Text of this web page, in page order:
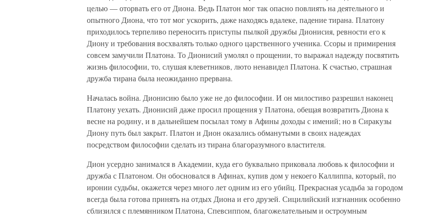
целью — оторвать его от Диона. Ведь Платон мог так опасно повлиять на деятельного и
опытного Диона, что тот мог ускорить, даже находясь вдалеке, падение тирана. Платону
приходилось терпеливо переносить приступы пылкой дружбы Дионисия, ревности его к
Диону и требования восхвалять только одного царственного ученика. Ссоры и примирения
совсем замучили Платона. То Дионисий умолял о прощении, то выражал надежду посвятить
жизнь философии, то, слушая клеветников, люто ненавидел Платона. К счастью, страшная
дружба тирана была неожиданно прервана.
Началась война. Дионисию было уже не до философии. И он милостиво разрешил наконец
Платону уехать. Дионисий даже просил прощения у Платона, обещая возвратить Диона к
весне на родину, и в дальнейшем посылал тому в Афины доходы с имений; но в Сиракузы
Диону путь был закрыт. Платон и Дион оказались обманутыми в своих надеждах
посредством философии сделать из тирана благоразумного властителя.
Дион усердно занимался в Академии, куда его буквально приковала любовь к философии и
дружба с Платоном. Он обосновался в Афинах, купив дом у некоего Каллиппа, который, по
иронии судьбы, окажется через много лет одним из его убийц. Прекрасная усадьба за городом
всегда была готова принять на отдых Диона и его друзей. Сицилийский изгнанник особенно
сблизился с племянником Платона, Спевсиппом, благожелательным и остроумным